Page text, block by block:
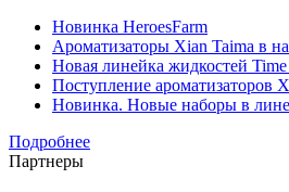
Новинка HeroesFarm
Ароматизаторы Xian Taima в
Новая линейка жидкостей
Поступление ароматизаторов
Новинка. Новые наборы в
Подробнее
Партнеры